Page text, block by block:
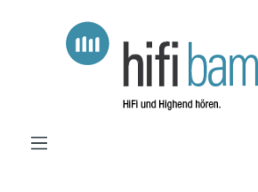
Zum Hauptinhalt springen